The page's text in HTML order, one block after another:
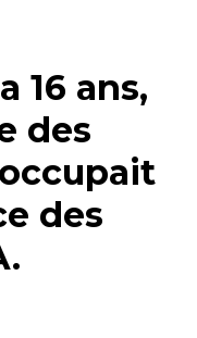
16 ans,
des
des